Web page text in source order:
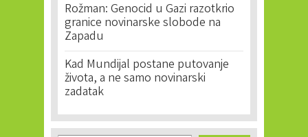
Rožman: Genocid u Gazi razotkrio
granice novinarske slobode na
Zapadu
Kad Mundijal postane putovanje
života, a ne samo novinarski
zadatak